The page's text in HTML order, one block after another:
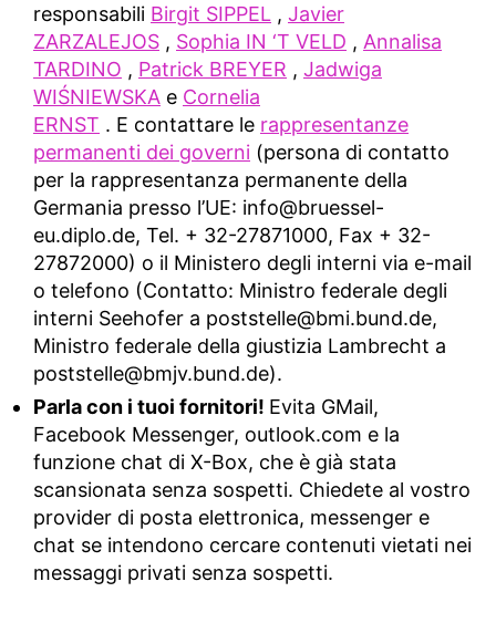
responsabili Birgit SIPPEL , Javier
ZARZALEJOS , Sophia IN ‘T VELD , Annalisa
TARDINO , Patrick BREYER , Jadwiga
WIŚNIEWSKA e Cornelia
ERNST . E contattare le rappresentanze
permanenti dei governi (persona di contatto
per la rappresentanza permanente della
Germania presso l’UE: info@bruessel-
eu.diplo.de, Tel. + 32-27871000, Fax + 32-
27872000) o il Ministero degli interni via e-mail
o telefono (Contatto: Ministro federale degli
interni Seehofer a poststelle@bmi.bund.de,
Ministro federale della giustizia Lambrecht a
poststelle@bmjv.bund.de).
Parla con i tuoi fornitori! Evita GMail,
Facebook Messenger, outlook.com e la
funzione chat di X-Box, che è già stata
scansionata senza sospetti. Chiedete al vostro
provider di posta elettronica, messenger e
chat se intendono cercare contenuti vietati nei
messaggi privati ​​senza sospetti.